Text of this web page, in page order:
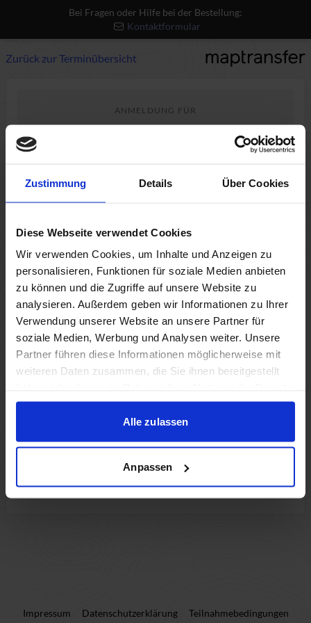
Zustimmung Details Über Cookies
Diese Webseite verwendet Cookies
Wir verwenden Cookies, um Inhalte und Anzeigen zu
personalisieren, Funktionen für soziale Medien anbieten
zu können und die Zugriffe auf unsere Website zu
analysieren. Außerdem geben wir Informationen zu Ihrer
Verwendung unserer Website an unsere Partner für
soziale Medien, Werbung und Analysen weiter. Unsere
Partner führen diese Informationen möglicherweise mit
weiteren Daten zusammen, die Sie ihnen bereitgestellt
gesammelt haben.
Alle zulassen
Anpassen
Bei Fragen oder Hilfe bei der Bestellung:
Kontaktformular
Zurück zur Terminübersicht
ANMELDUNG FÜR
Di., 25.08.2026, 09:00 - 13:00
Einsteiger
449€ p.P. zzgl. USt.
1 2 3 4
Teilnehmer:innen (0)
Nur noch 2 freie Plätze.
Teilnehmer:in hinzufügen
Impressum Datenschutzerklärung Teilnahmebedingungen